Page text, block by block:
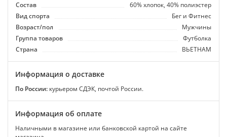
Состав
60% хлопок, 40% полиэстер
Вид спорта
Бег и Фитнес
Возраст/пол
Мужчины
Группа товаров
Футболка
Страна
ВЬЕТНАМ
Информация о доставке
По России: курьером СДЭК, почтой России.
Информация об оплате
Наличными в магазине или банковской картой на сайте